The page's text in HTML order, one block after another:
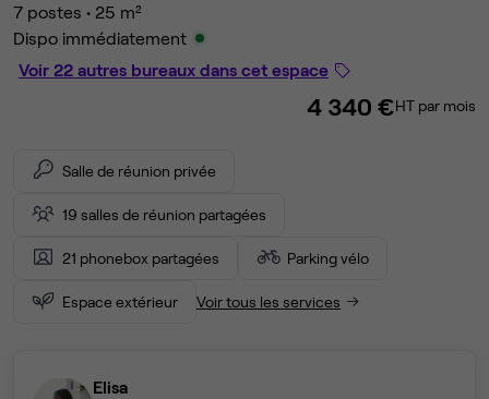
7 postes • 25 m²
Dispo immédiatement
Voir 22 autres bureaux dans cet espace
4 340 €HT par mois
Salle de réunion privée
19 salles de réunion partagées
21 phonebox partagées Parking vélo
Espace extérieur Voir tous les services
Elisa